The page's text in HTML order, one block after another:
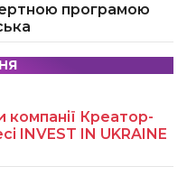
програмою
компанії Креатор-
INVEST IN UKRAINE